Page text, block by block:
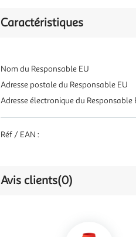
Caractéristiques
Nom du Responsable EU
Adresse postale du Responsable EU
Adresse électronique du Responsable
Réf / EAN :
Avis clients(0)